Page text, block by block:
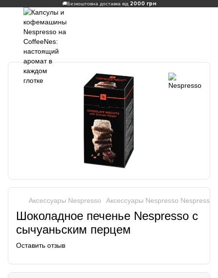
🚚Безкоштовна доставка від 2000 грн
Аксеcсуары Nespresso Аксеcсуары Nespresso Nespresso
Шоколадное печенье Nespresso с
сычуаньским перцем
Оставить отзыв